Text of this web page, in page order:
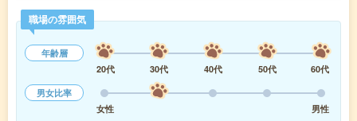
職場の雰囲気
年齢層
20代
30代 40代 50代
60代
男女比率
女性
男性